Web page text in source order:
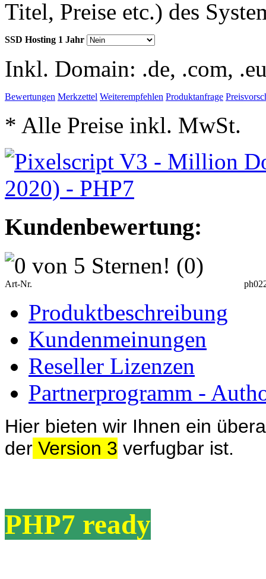
Titel, Preise etc.) des
SSD Hosting 1 Jahr
Inkl. Domain: .de, .com,
Bewertungen Merkzettel Weiterempfehlen Produktanfrage
* Alle Preise inkl. MwSt.
Kundenbewertung:
(0)
Art-Nr.
Produktbeschreibung
Kundenmeinungen
Reseller Lizenzen
Partnerprogramm -
Hier bieten wir Ihnen ein
der Version 3 verfugbar ist.
PHP7 ready